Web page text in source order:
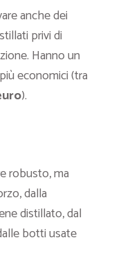
anche dei
privi di
Hanno un
economici (tra
).
robusto, ma
dalla
distillato, dal
botti usate